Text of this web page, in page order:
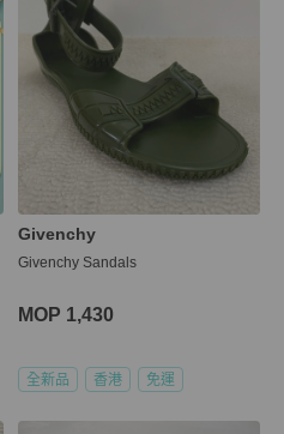
Givenchy
Givenchy Sandals
MOP 1,430
全新品 香港 免運